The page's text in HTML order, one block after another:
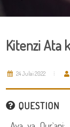
Kitenzi Ata
24 Julai 2022
QUESTION